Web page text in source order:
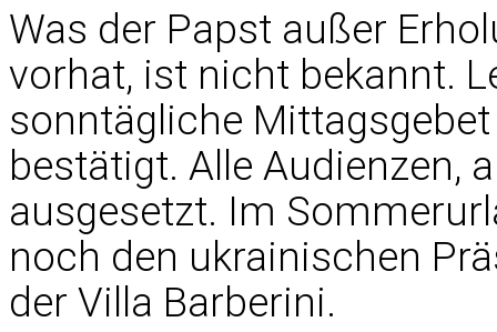
Was der Papst außer
vorhat, ist nicht bekannt.
sonntägliche
bestätigt. Alle Audienzen,
ausgesetzt. Im
noch den ukrainischen
der Villa Barberini.